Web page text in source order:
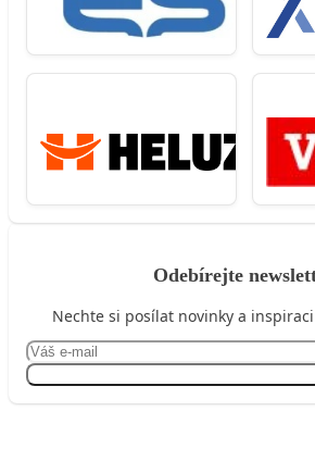
Odebírejte
Nechte si posílat novinky a